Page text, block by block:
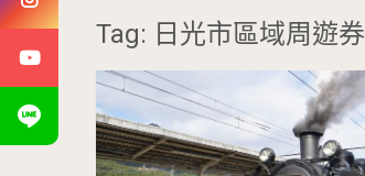
Tag: 日光市區域周遊券